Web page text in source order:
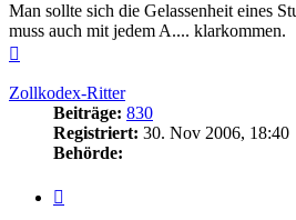
Man sollte sich die Gelassenheit eines
muss auch mit jedem A.... klarkommen.
Zollkodex-Ritter
Beiträge: 830
Registriert: 30. Nov 2006, 18:40
Behörde: